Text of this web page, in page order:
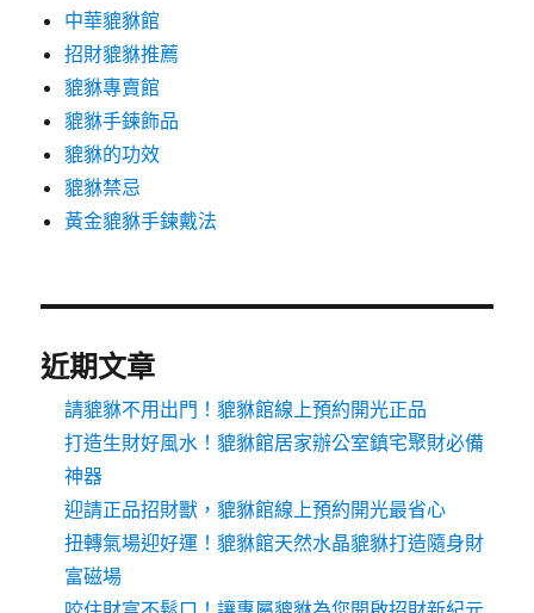
中華貔貅館
招財貔貅推薦
貔貅專賣館
貔貅手鍊飾品
貔貅的功效
貔貅禁忌
黃金貔貅手鍊戴法
近期文章
請貔貅不用出門！貔貅館線上預約開光正品
打造生財好風水！貔貅館居家辦公室鎮宅聚財必備
神器
迎請正品招財獸，貔貅館線上預約開光最省心
扭轉氣場迎好運！貔貅館天然水晶貔貅打造隨身財
富磁場